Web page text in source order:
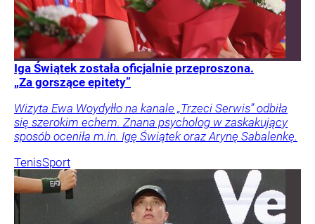
Iga Świątek została oficjalnie przeproszona.
„Za gorszące epitety”
Wizyta Ewa Woydyłło na kanale „Trzeci Serwis” odbiła
się szerokim echem. Znana psycholog w zaskakujący
sposób oceniła m.in. Igę Świątek oraz Arynę Sabalenkę.
TenisSport